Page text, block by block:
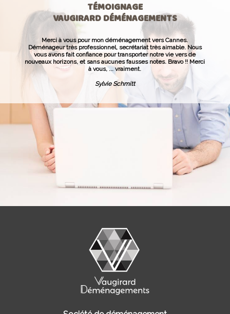
TÉMOIGNAGE
VAUGIRARD DÉMÉNAGEMENTS
Merci à vous pour mon déménagement vers Cannes.
Déménageur très professionnel, secrétariat très aimable. Nous
vous avons fait confiance pour transporter notre vie vers de
nouveaux horizons, et sans aucunes fausses notes. Bravo !! Merci
à vous, ... vraiment.
Sylvie Schmitt